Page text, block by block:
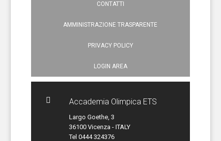
CONTATTI
AMMINISTRAZIONE TRASPARENTE
PRIVACY POLICY
LOGIN AREA
 Accademia Olimpica ETS
Largo Goethe, 3
36100 Vicenza - ITALY
Tel 0444 324376